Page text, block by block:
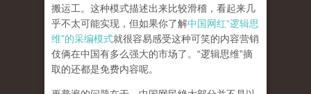
搬运工。这种模式描述出来比较滑稽，看起来几
乎不太可能实现，但如果你了解中国网红“逻辑思
维”的采编模式就很容易感受这种可笑的内容营销
伎俩在中国有多么强大的市场了。“逻辑思维”摘
取的还都是免费内容呢。